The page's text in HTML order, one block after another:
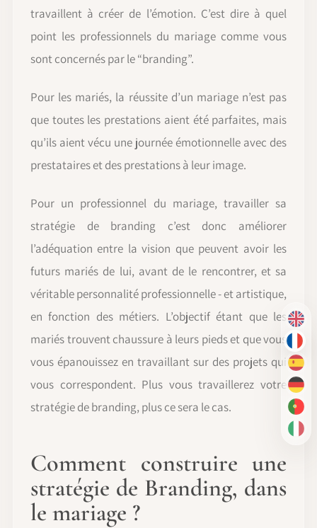
EN
FR
ES
DE
PT-
IT
travaillent à créer de l’émotion. C’est dire à quel
point les professionnels du mariage comme vous
sont concernés par le “branding”.
Pour les mariés, la réussite d’un mariage n’est pas
que toutes les prestations aient été parfaites, mais
qu’ils aient vécu une journée émotionnelle avec des
prestataires et des prestations à leur image.
Pour un professionnel du mariage, travailler sa
stratégie de branding c’est donc améliorer
l’adéquation entre la vision que peuvent avoir les
futurs mariés de lui, avant de le rencontrer, et sa
véritable personnalité professionnelle - et artistique,
en fonction des métiers. L’objectif étant que les
mariés trouvent chaussure à leurs pieds et que vous
vous épanouissez en travaillant sur des projets qui
vous correspondent. Plus vous travaillerez votre
stratégie de branding, plus ce sera le cas.
Comment construire une
stratégie de Branding, dans
le mariage ?